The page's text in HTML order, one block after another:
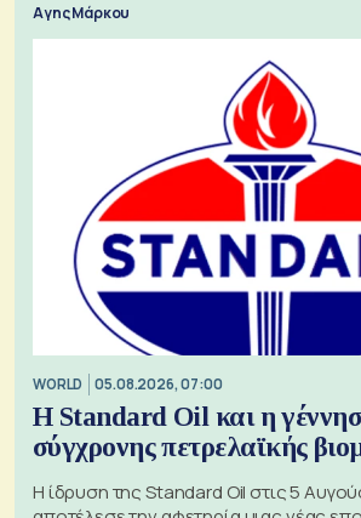
Αγης Μάρκου
WORLD 05.08.2026, 07:00
Η Standard Oil και η
σύγχρονης πετρελαϊκής
Η ίδρυση της Standard Oil στις 5